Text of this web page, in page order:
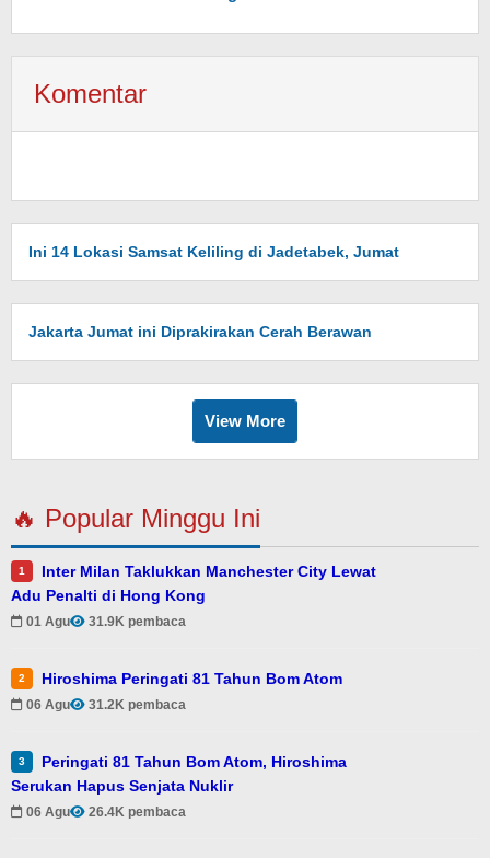
Komentar
Ini 14 Lokasi Samsat Keliling di Jadetabek, Jumat
Jakarta Jumat ini Diprakirakan Cerah Berawan
View More
🔥 Popular Minggu Ini
1
Inter Milan Taklukkan Manchester City Lewat
Adu Penalti di Hong Kong
01 Agu 31.9K pembaca
2 Hiroshima Peringati 81 Tahun Bom Atom
06 Agu 31.2K pembaca
3
Peringati 81 Tahun Bom Atom, Hiroshima
Serukan Hapus Senjata Nuklir
06 Agu 26.4K pembaca